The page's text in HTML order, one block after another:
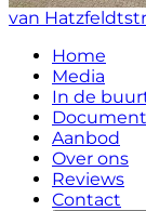
van
Home
Media
In de
Aanbod
Over ons
Reviews
Contact